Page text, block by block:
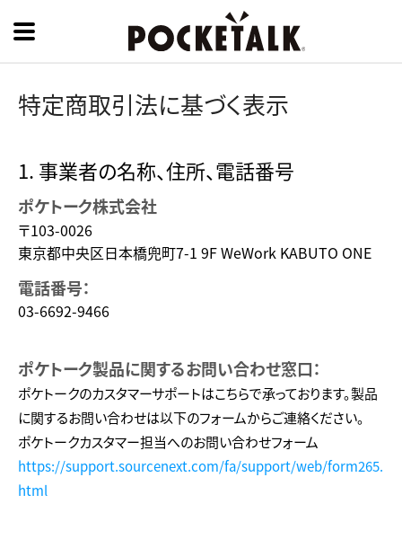
特定商取引法に基づく表示
1. 事業者の名称、住所、電話番号
ポケトーク株式会社
〒103-0026
東京都中央区日本橋兜町7-1 9F WeWork KABUTO ONE
電話番号：
03-6692-9466
ポケトーク製品に関するお問い合わせ窓口：
ポケトークのカスタマーサポートはこちらで承っております。製品
に関するお問い合わせは以下のフォームからご連絡ください。
ポケトークカスタマー担当へのお問い合わせフォーム
https://support.sourcenext.com/fa/support/web/form265.
html